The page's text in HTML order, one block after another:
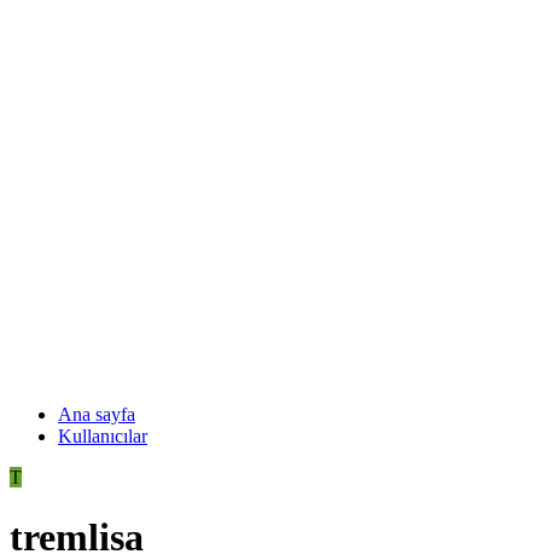
Ana sayfa
Kullanıcılar
T
tremlisa